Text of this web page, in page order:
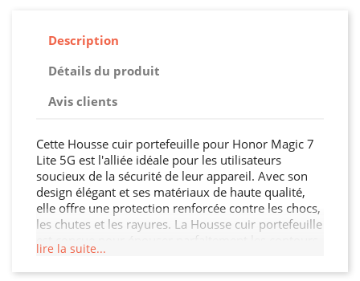
Description
Détails du produit
Avis clients
Cette Housse cuir portefeuille pour Honor Magic 7
Lite 5G est l'alliée idéale pour les utilisateurs
soucieux de la sécurité de leur appareil. Avec son
design élégant et ses matériaux de haute qualité,
elle offre une protection renforcée contre les chocs,
les chutes et les rayures. La Housse cuir portefeuille
est conçue pour épouser parfaitement les contours
de votre Honor Magic 7 Lite 5G, garantissant ainsi
une protection sans compromis tout en préservant
lire la suite...